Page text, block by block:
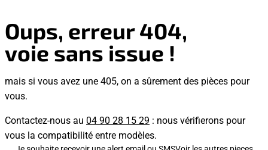
Oups, erreur 404,
voie sans issue !
mais si vous avez une 405, on a sûrement des pièces pour
vous.
Contactez-nous au 04 90 28 15 29 : nous vérifierons pour
vous la compatibilité entre modèles.